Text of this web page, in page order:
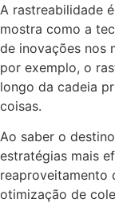
A rastreabilidade
mostra como a
de inovações nos
por exemplo, o
longo da cadeia
coisas.
Ao saber o
estratégias mais
reaproveitamento
otimização de